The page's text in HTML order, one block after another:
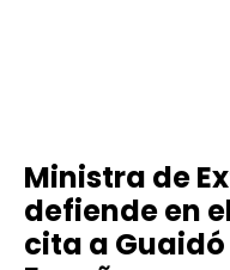
Ministra de
defiende en
cita a